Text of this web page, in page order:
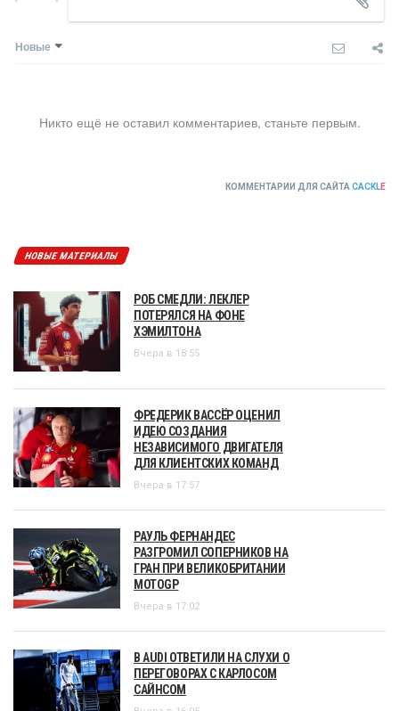
Новые
Никто ещё не оставил комментариев, станьте первым.
КОММЕНТАРИИ ДЛЯ САЙТА CACKLE
НОВЫЕ МАТЕРИАЛЫ
РОБ СМЕДЛИ: ЛЕКЛЕР
ПОТЕРЯЛСЯ НА ФОНЕ
ХЭМИЛТОНА
Вчера в 18:55
ФРЕДЕРИК ВАССЁР ОЦЕНИЛ
ИДЕЮ СОЗДАНИЯ
НЕЗАВИСИМОГО ДВИГАТЕЛЯ
ДЛЯ КЛИЕНТСКИХ КОМАНД
Вчера в 17:57
РАУЛЬ ФЕРНАНДЕС
РАЗГРОМИЛ СОПЕРНИКОВ НА
ГРАН ПРИ ВЕЛИКОБРИТАНИИ
MOTOGP
Вчера в 17:02
В AUDI ОТВЕТИЛИ НА СЛУХИ О
ПЕРЕГОВОРАХ С КАРЛОСОМ
САЙНСОМ